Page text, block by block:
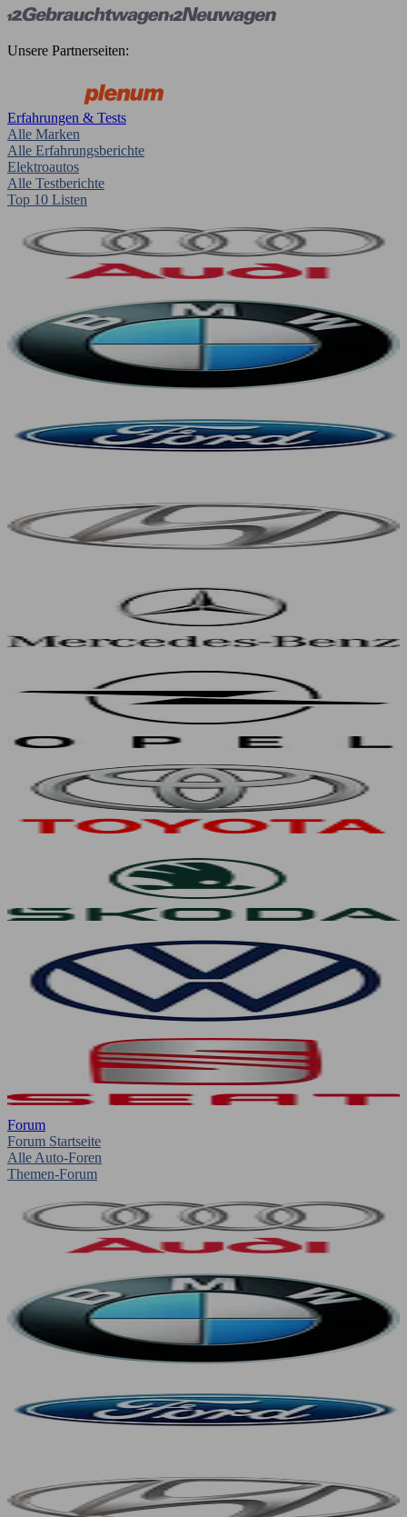
Unsere Partnerseiten:
Erfahrungen & Tests
Alle Marken
Alle Erfahrungsberichte
Elektroautos
Alle Testberichte
Top 10 Listen
Forum
Forum Startseite
Alle Auto-Foren
Themen-Forum